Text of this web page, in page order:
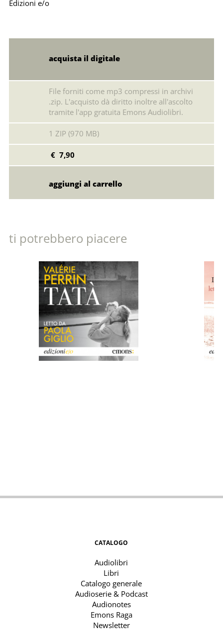
Edizioni e/o
acquista il digitale
File forniti come mp3 compressi in archivi
.zip. L'acquisto dà diritto inoltre all'ascolto
tramite l'app gratuita Emons Audiolibri.
1 ZIP (970 MB)
€ 7,90
ti potrebbero piacere
CATALOGO
Audiolibri
Libri
Catalogo generale
Audioserie & Podcast
Audionotes
Emons Raga
Newsletter